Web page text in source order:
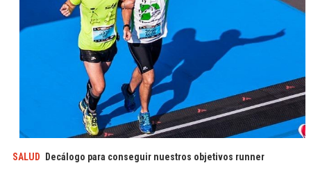
SALUD Decálogo para conseguir nuestros objetivos runner